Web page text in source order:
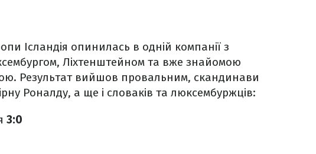
Ісландія опинилась в одній компанії з
Ліхтенштейном та вже знайомою
Результат вийшов провальним, скандинави
Роналду, а ще і словаків та люксембуржців:
3:0